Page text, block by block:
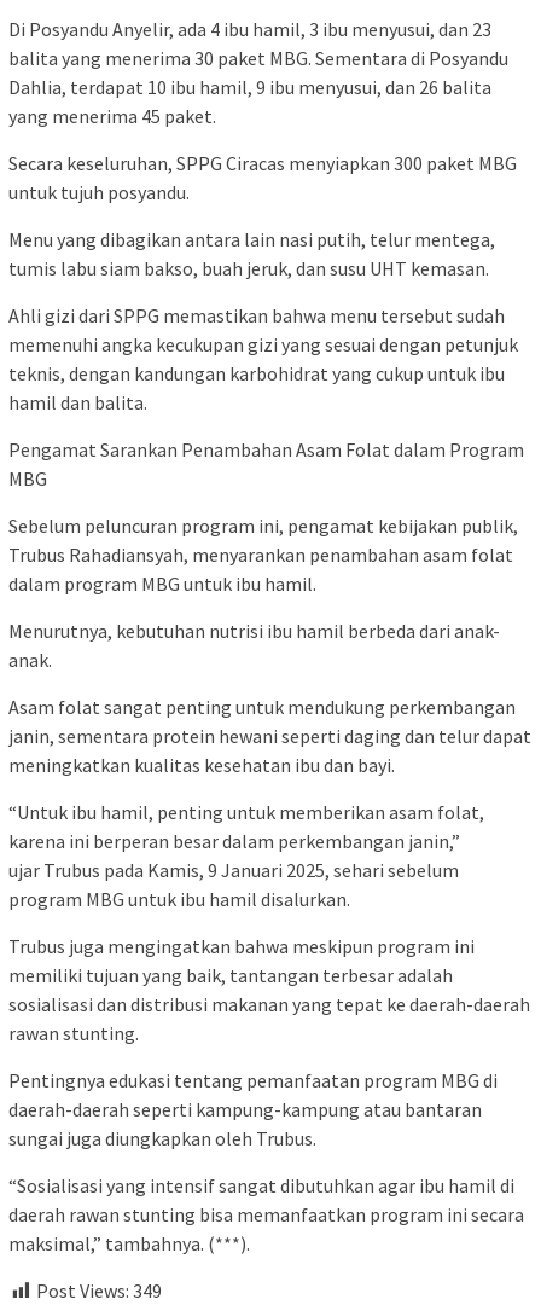
Di Posyandu Anyelir, ada 4 ibu hamil, 3 ibu menyusui, dan 23
balita yang menerima 30 paket MBG. Sementara di Posyandu
Dahlia, terdapat 10 ibu hamil, 9 ibu menyusui, dan 26 balita
yang menerima 45 paket.
Secara keseluruhan, SPPG Ciracas menyiapkan 300 paket MBG
untuk tujuh posyandu.
Menu yang dibagikan antara lain nasi putih, telur mentega,
tumis labu siam bakso, buah jeruk, dan susu UHT kemasan.
Ahli gizi dari SPPG memastikan bahwa menu tersebut sudah
memenuhi angka kecukupan gizi yang sesuai dengan petunjuk
teknis, dengan kandungan karbohidrat yang cukup untuk ibu
hamil dan balita.
Pengamat Sarankan Penambahan Asam Folat dalam Program
MBG
Sebelum peluncuran program ini, pengamat kebijakan publik,
Trubus Rahadiansyah, menyarankan penambahan asam folat
dalam program MBG untuk ibu hamil.
Menurutnya, kebutuhan nutrisi ibu hamil berbeda dari anak-
anak.
Asam folat sangat penting untuk mendukung perkembangan
janin, sementara protein hewani seperti daging dan telur dapat
meningkatkan kualitas kesehatan ibu dan bayi.
“Untuk ibu hamil, penting untuk memberikan asam folat,
karena ini berperan besar dalam perkembangan janin,”
ujar Trubus pada Kamis, 9 Januari 2025, sehari sebelum
program MBG untuk ibu hamil disalurkan.
Trubus juga mengingatkan bahwa meskipun program ini
memiliki tujuan yang baik, tantangan terbesar adalah
sosialisasi dan distribusi makanan yang tepat ke daerah-daerah
rawan stunting.
Pentingnya edukasi tentang pemanfaatan program MBG di
daerah-daerah seperti kampung-kampung atau bantaran
sungai juga diungkapkan oleh Trubus.
“Sosialisasi yang intensif sangat dibutuhkan agar ibu hamil di
daerah rawan stunting bisa memanfaatkan program ini secara
maksimal,” tambahnya. (***).
Post Views: 349